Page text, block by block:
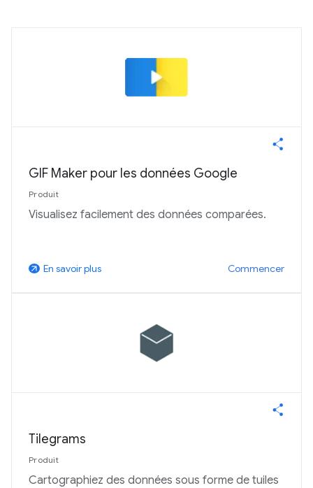
GIF Maker pour les données Google
Produit
Visualisez facilement des données comparées.
arrow_outward En savoir plus Commencer
Tilegrams
Produit
Cartographiez des données sous forme de tuiles